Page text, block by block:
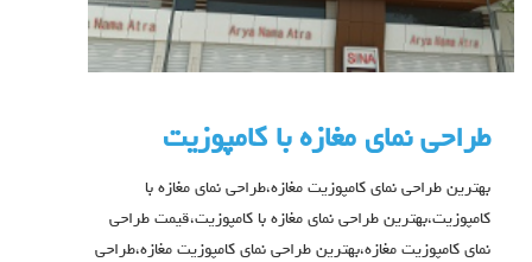
طراحی نمای مغازه با کامپوزیت
بهترین طراحی نمای کامپوزیت مغازه،طراحی نمای مغازه با
کامپوزیت،بهترین طراحی نمای مغازه با کامپوزیت،قیمت طراحی
نمای کامپوزیت مغازه،بهترین طراحی نمای کامپوزیت مغازه،طراحی